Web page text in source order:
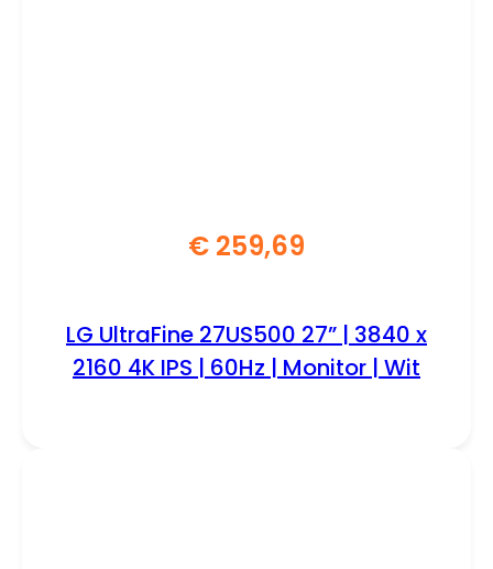
€ 259,69
LG UltraFine 27US500 27” | 3840 x
2160 4K IPS | 60Hz | Monitor | Wit